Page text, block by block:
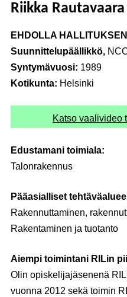
Riikka Rautavaara
EHDOLLA
Suunnittelupäällikkö,
Syntymävuosi: 1989
Kotikunta: Helsinki
Katso vaalivideo
Edustamani toimiala:
Talonrakennus
Pääasialliset
Rakennuttaminen,
Rakentaminen ja tuotanto
Aiempi toimintani RILin
Olin opiskelijajäsenenä
vuonna 2012 sekä toimin